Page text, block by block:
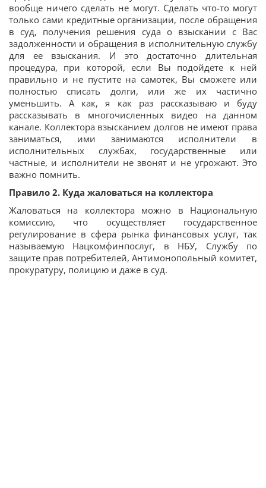
вообще ничего сделать не могут. Сделать что-то могут
только сами кредитные организации, после обращения
в суд, получения решения суда о взыскании с Вас
задолженности и обращения в исполнительную службу
для ее взыскания. И это достаточно длительная
процедура, при которой, если Вы подойдете к ней
правильно и не пустите на самотек, Вы сможете или
полностью списать долги, или же их частично
уменьшить. А как, я как раз рассказываю и буду
рассказывать в многочисленных видео на данном
канале. Коллектора взысканием долгов не имеют права
заниматься, ими занимаются исполнители в
исполнительных службах, государственные или
частные, и исполнители не звонят и не угрожают. Это
важно помнить.
Правило 2. Куда жаловаться на коллектора
Жаловаться на коллектора можно в Национальную
комиссию, что осуществляет государственное
регулирование в сфера рынка финансовых услуг, так
называемую Нацкомфинпослуг, в НБУ, Службу по
защите прав потребителей, Антимонопольный комитет,
прокуратуру, полицию и даже в суд.